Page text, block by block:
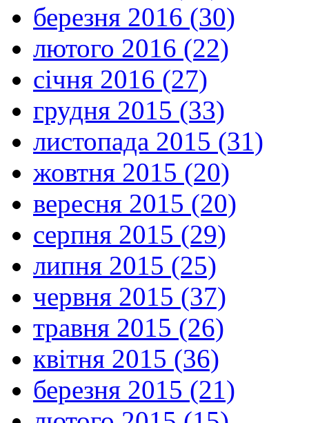
березня 2016 (30)
лютого 2016 (22)
січня 2016 (27)
грудня 2015 (33)
листопада 2015 (31)
жовтня 2015 (20)
вересня 2015 (20)
серпня 2015 (29)
липня 2015 (25)
червня 2015 (37)
травня 2015 (26)
квітня 2015 (36)
березня 2015 (21)